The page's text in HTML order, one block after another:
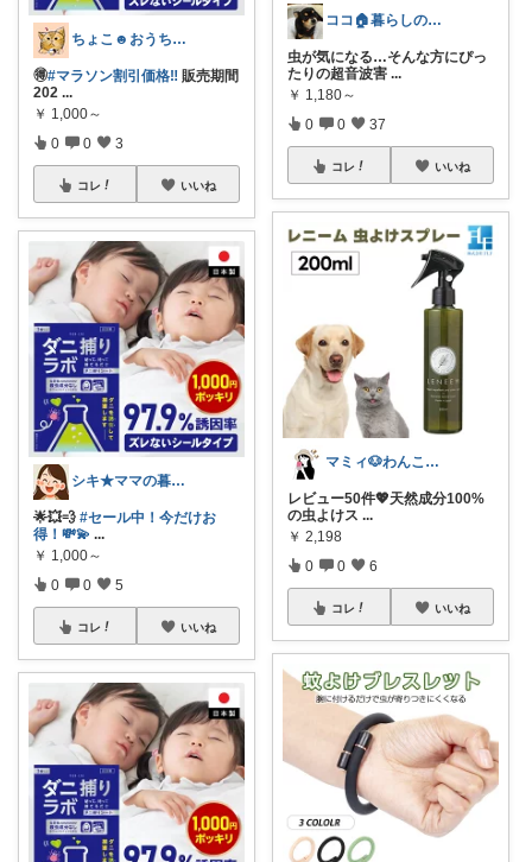
ちょこ☻おうち時間充実🏠アイテム
🉐#マラソン割引価格‼️ 販売期間
202 ...
￥ 1,000～
0 0 3
コレ いいね
シキ★ママの暮らし、キッズ
🌟💥💨 #セール中！今だけお
得！💸💫 ...
￥ 1,000～
0 0 5
コレ いいね
ココ🏠暮らしの必需品
虫が気になる…そんな方にぴっ
たりの超音波害 ...
￥ 1,180～
0 0 37
コレ いいね
マミィ🐶わんこと暮らす｜お得情報係
レビュー50件💖天然成分100%
の虫よけス ...
￥ 2,198
0 0 6
コレ いいね